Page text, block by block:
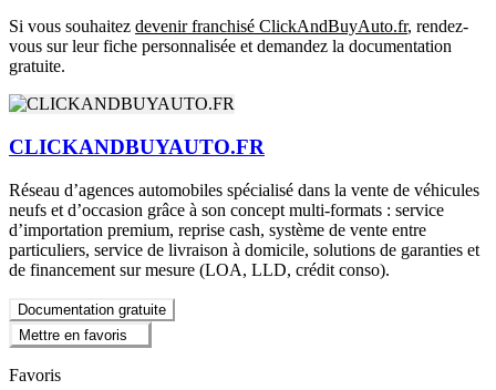
Si vous souhaitez devenir franchisé ClickAndBuyAuto.fr, rendez-
vous sur leur fiche personnalisée et demandez la documentation
gratuite.
CLICKANDBUYAUTO.FR
Réseau d’agences automobiles spécialisé dans la vente de véhicules
neufs et d’occasion grâce à son concept multi-formats : service
d’importation premium, reprise cash, système de vente entre
particuliers, service de livraison à domicile, solutions de garanties et
de financement sur mesure (LOA, LLD, crédit conso).
Documentation gratuite
Mettre en favoris
Favoris